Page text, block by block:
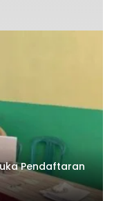
Pendaftaran